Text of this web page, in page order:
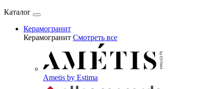
Каталог
Керамогранит
Керамогранит Смотреть все
Ametis by Estima